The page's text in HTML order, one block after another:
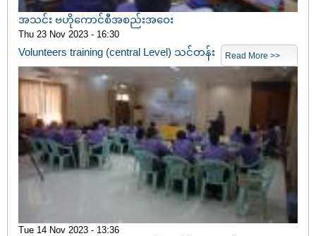
အသင်း ဗဟိုကောင်စီအစည်းအဝေး
Thu 23 Nov 2023 - 16:30
Read More >>
Volunteers training (central Level) သင်တန်း
Tue 14 Nov 2023 - 13:36